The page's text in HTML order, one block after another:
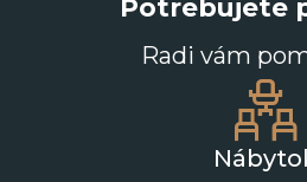
Potrebujete
Radi vám